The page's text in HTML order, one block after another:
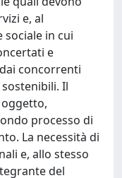
e, al
sociale in cui
e
concorrenti
Il
processo di
La necessità di
e, allo stesso
del